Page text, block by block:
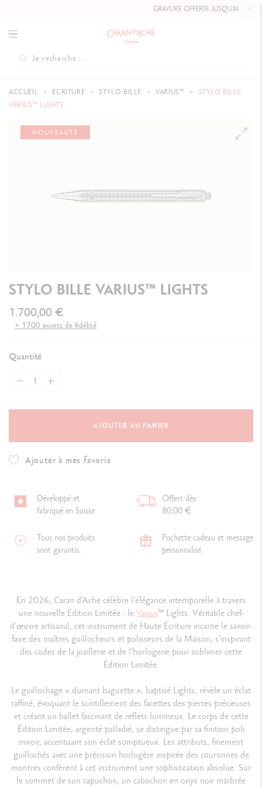
GRAVURE OFFERTE JUSQU'AU10 MAI
ACCUEIL ECRITURE STYLO BILLE VARIUS™
STYLO BILLE
VARIUS™ LIGHTS
NOUVEAUTÉ
STYLO BILLE VARIUS™ LIGHTS
1.700,00 €
+ 1700 points de fidélité
Quantité
AJOUTER AU PANIER
Ajouter à mes favoris
Développé et
fabriqué en Suisse
Offert dès
80,00 €
Tous nos produits
sont garantis.
Pochette cadeau et message
personnalisé
En 2026, Caran d’Ache célèbre l’élégance intemporelle à travers
une nouvelle Édition Limitée : leVarius™ Lights. Véritable chef-
d’œuvre artisanal, cet instrument de Haute Écriture incarne le savoir-
faire des maîtres guillocheurs et polisseurs de la Maison, s'inspirant
des codes de la joaillerie et de l’horlogerie pour sublimer cette
Édition Limitée.
Le guillochage « diamant baguette », baptisé Lights, révèle un éclat
raffiné, évoquant le scintillement des facettes des pierres précieuses
et créant un ballet fascinant de reflets lumineux. Le corps de cette
Édition Limitée, argenté palladié, se distingue par sa finition poli
miroir, accentuant son éclat somptueux. Les attributs, finement
guillochés avec une précision horlogère inspirée des couronnes de
montres confèrent à cet instrument une sophistication absolue. Sur
le sommet de son capuchon, un cabochon en onyx noir marbrée